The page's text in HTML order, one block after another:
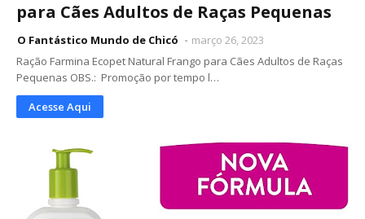
para Cães Adultos de Raças Pequenas
O Fantástico Mundo de Chicó
março 26, 2023
Ração Farmina Ecopet Natural Frango para Cães Adultos de Raças
Pequenas OBS.: Promoção por tempo l…
Acesse Aqui